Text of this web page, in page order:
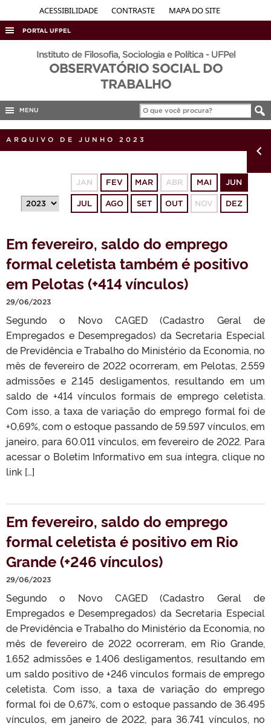
ACESSIBILIDADE CONTRASTE MAPA DO SITE
PORTAL UFPEL
ACESSO À INFORMAÇÃO
AUDITORIA
CONCURSOS
PORTARIAS
Instituto de Filosofia, Sociologia e Política - UFPel
OBSERVATÓRIO SOCIAL DO
TRABALHO
MENU
ARQUIVO DE JUNHO 2023
JAN FEV MAR ABR MAI JUN
JUL AGO SET OUT NOV DEZ
Em fevereiro, saldo do emprego
formal celetista também é positivo
em Pelotas (+414 vínculos)
29/06/2023
Segundo o Novo CAGED (Cadastro Geral de
Empregados e Desempregados) da Secretaria Especial
de Previdência e Trabalho do Ministério da Economia, no
mês de fevereiro de 2022 ocorreram, em Pelotas, 2.559
admissões e 2.145 desligamentos, resultando em um
saldo de +414 vínculos formais de emprego celetista.
Com isso, a taxa de variação do emprego formal foi de
+0,69%, com o estoque passando de 59.597 vínculos, em
janeiro, para 60.011 vínculos, em fevereiro de 2022. Para
acessar o Boletim Informativo em sua íntegra, clique no
link […]
Em fevereiro, saldo do emprego
formal celetista é positivo em Rio
Grande (+246 vínculos)
29/06/2023
Segundo o Novo CAGED (Cadastro Geral de
Empregados e Desempregados) da Secretaria Especial
de Previdência e Trabalho do Ministério da Economia, no
mês de fevereiro de 2022 ocorreram, em Rio Grande,
1.652 admissões e 1.406 desligamentos, resultando em
um saldo positivo de +246 vínculos formais de emprego
celetista. Com isso, a taxa de variação do emprego
formal foi de 0,67%, com o estoque passando de 36.495
vínculos, em janeiro de 2022, para 36.741 vínculos, no